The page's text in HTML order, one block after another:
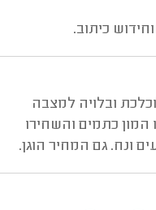
כיתוב.
ובלויה למצבה
כתמים והשחירו
ונח. גם המחיר הוגן.